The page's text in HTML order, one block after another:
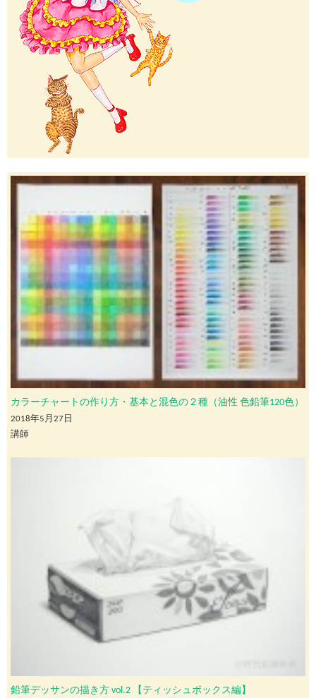
カラーチャートの作り方・基本と混色の２種（油性 色鉛筆120色）
2018年5月27日
講師
鉛筆デッサンの描き方 vol.2 【ティッシュボックス編】